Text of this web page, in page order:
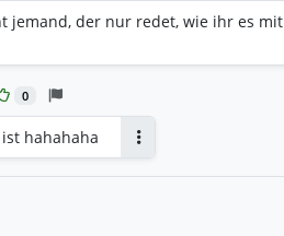
jemand, der nur redet, wie ihr es mit
0
hahahaha